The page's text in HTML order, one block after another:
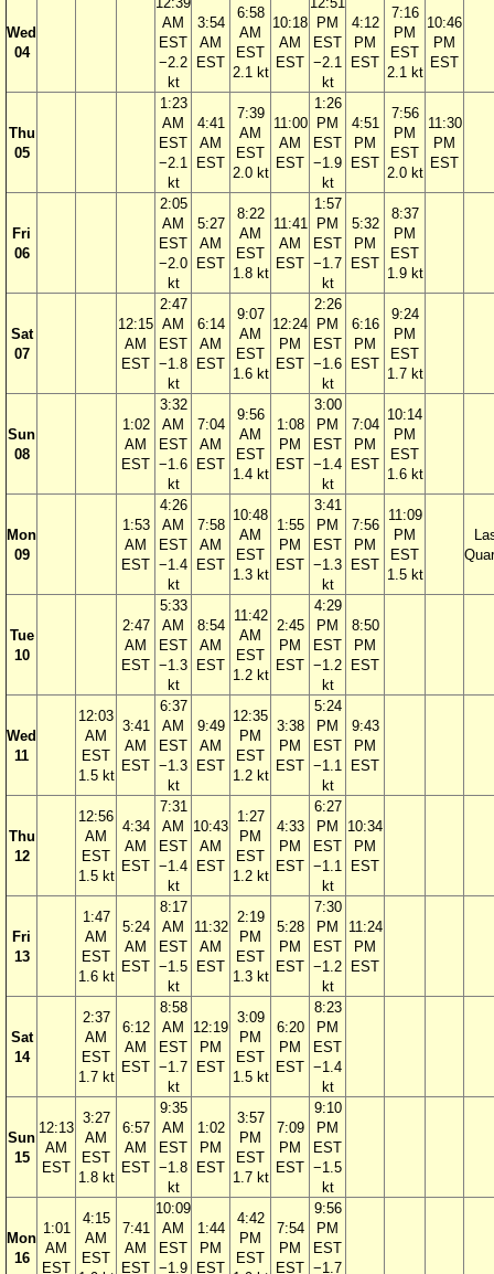
Wed
04
AM
EST
−2.2
kt
3:54
AM
EST
6:58
AM
EST
2.1 kt
10:18
AM
EST
PM
EST
−2.1
kt
4:12
PM
EST
7:16
PM
EST
2.1 kt
10:46
PM
EST
Thu
05
1:23
AM
EST
−2.1
kt
4:41
AM
EST
7:39
AM
EST
2.0 kt
11:00
AM
EST
1:26
PM
EST
−1.9
kt
4:51
PM
EST
7:56
PM
EST
2.0 kt
11:30
PM
EST
Fri
06
2:05
AM
EST
−2.0
kt
5:27
AM
EST
8:22
AM
EST
1.8 kt
11:41
AM
EST
1:57
PM
EST
−1.7
kt
5:32
PM
EST
8:37
PM
EST
1.9 kt
Sat
07
12:15
AM
EST
2:47
AM
EST
−1.8
kt
6:14
AM
EST
9:07
AM
EST
1.6 kt
12:24
PM
EST
2:26
PM
EST
−1.6
kt
6:16
PM
EST
9:24
PM
EST
1.7 kt
Sun
08
1:02
AM
EST
3:32
AM
EST
−1.6
kt
7:04
AM
EST
9:56
AM
EST
1.4 kt
1:08
PM
EST
3:00
PM
EST
−1.4
kt
7:04
PM
EST
10:14
PM
EST
1.6 kt
Mon
09
1:53
AM
EST
4:26
AM
EST
−1.4
kt
7:58
AM
EST
10:48
AM
EST
1.3 kt
1:55
PM
EST
3:41
PM
EST
−1.3
kt
7:56
PM
EST
11:09
PM
EST
1.5 kt
Tue
10
2:47
AM
EST
5:33
AM
EST
−1.3
kt
8:54
AM
EST
11:42
AM
EST
1.2 kt
2:45
PM
EST
4:29
PM
EST
−1.2
kt
8:50
PM
EST
Wed
11
12:03
AM
EST
1.5 kt
3:41
AM
EST
6:37
AM
EST
−1.3
kt
9:49
AM
EST
12:35
PM
EST
1.2 kt
3:38
PM
EST
5:24
PM
EST
−1.1
kt
9:43
PM
EST
Thu
12
12:56
AM
EST
1.5 kt
4:34
AM
EST
7:31
AM
EST
−1.4
kt
10:43
AM
EST
1:27
PM
EST
1.2 kt
4:33
PM
EST
6:27
PM
EST
−1.1
kt
10:34
PM
EST
Fri
13
1:47
AM
EST
1.6 kt
5:24
AM
EST
8:17
AM
EST
−1.5
kt
11:32
AM
EST
2:19
PM
EST
1.3 kt
5:28
PM
EST
7:30
PM
EST
−1.2
kt
11:24
PM
EST
Sat
14
2:37
AM
EST
1.7 kt
6:12
AM
EST
8:58
AM
EST
−1.7
kt
12:19
PM
EST
3:09
PM
EST
1.5 kt
6:20
PM
EST
8:23
PM
EST
−1.4
kt
Sun
15
12:13
AM
EST
3:27
AM
EST
1.8 kt
6:57
AM
EST
9:35
AM
EST
−1.8
kt
1:02
PM
EST
3:57
PM
EST
1.7 kt
7:09
PM
EST
9:10
PM
EST
−1.5
kt
Mon
16
1:01
AM
EST
4:15
AM
EST
7:41
AM
EST
10:09
AM
EST
−1.9
1:44
PM
EST
4:42
PM
EST
7:54
PM
EST
9:56
PM
EST
−1.7